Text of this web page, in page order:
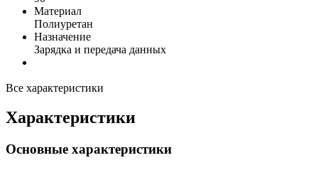
Материал
Полиуретан
Назначение
Зарядка и передача данных
Все характеристики
Характеристики
Основные характеристики